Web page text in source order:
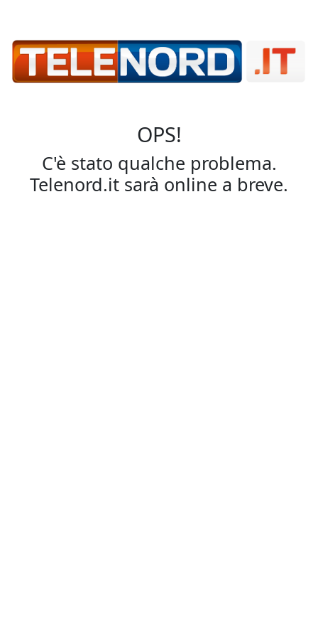
OPS!
C'è stato qualche problema.
Telenord.it sarà online a breve.